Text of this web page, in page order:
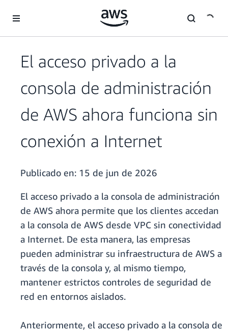
El acceso privado a la
consola de administración
de AWS ahora funciona sin
conexión a Internet
Publicado en: 15 de jun de 2026
El acceso privado a la consola de administración
de AWS ahora permite que los clientes accedan
a la consola de AWS desde VPC sin conectividad
a Internet. De esta manera, las empresas
pueden administrar su infraestructura de AWS a
través de la consola y, al mismo tiempo,
mantener estrictos controles de seguridad de
red en entornos aislados.
Anteriormente, el acceso privado a la consola de